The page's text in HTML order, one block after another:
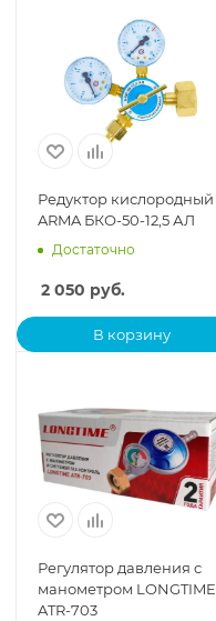
Редуктор кислородный
ARMA БКО-50-12,5 АЛ
Достаточно
2 050 руб.
В корзину
Регулятор давления с
манометром LONGTIME
ATR-703